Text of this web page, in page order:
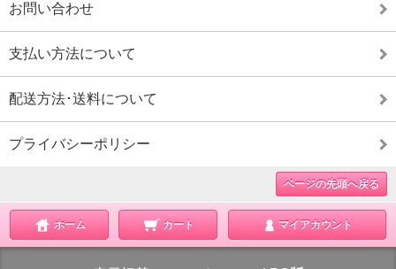
お問い合わせ
支払い方法について
配送方法･送料について
プライバシーポリシー
ページの先頭へ戻る
ホーム カート マイアカウント